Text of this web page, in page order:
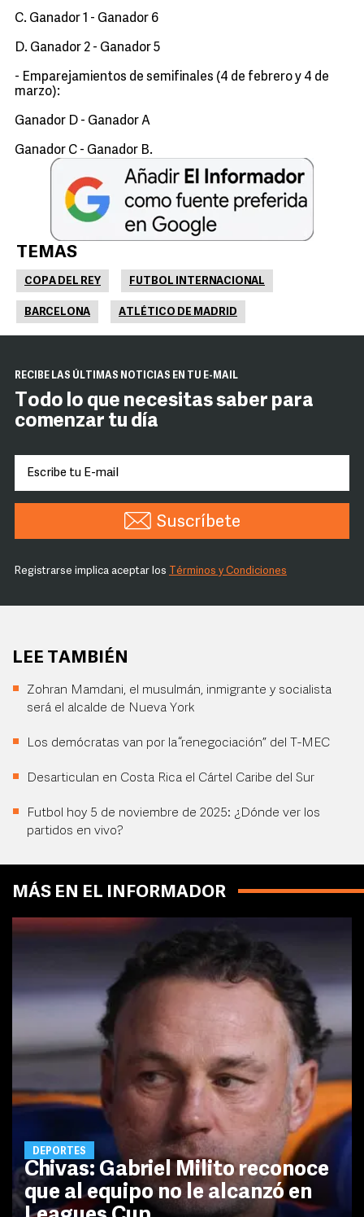
C. Ganador 1 - Ganador 6
D. Ganador 2 - Ganador 5
- Emparejamientos de semifinales (4 de febrero y 4 de
marzo):
Ganador D - Ganador A
Ganador C - Ganador B.
TEMAS
COPA DEL REY FUTBOL INTERNACIONAL
BARCELONA ATLÉTICO DE MADRID
RECIBE LAS ÚLTIMAS NOTICIAS EN TU E-MAIL
Todo lo que necesitas saber para
comenzar tu día
Suscríbete
Registrarse implica aceptar los Términos y Condiciones
LEE TAMBIÉN
Zohran Mamdani, el musulmán, inmigrante y socialista
será el alcalde de Nueva York
Los demócratas van por la “renegociación” del T-MEC
Desarticulan en Costa Rica el Cártel Caribe del Sur
Futbol hoy 5 de noviembre de 2025: ¿Dónde ver los
partidos en vivo?
MÁS EN EL INFORMADOR
DEPORTES
Chivas: Gabriel Milito reconoce
que al equipo no le alcanzó en